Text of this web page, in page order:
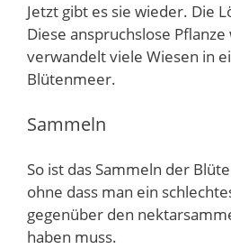
Jetzt gibt es sie wieder. Die
Diese anspruchslose
verwandelt viele Wiesen in
Blütenmeer.
Sammeln
So ist das Sammeln der
ohne dass man ein
gegenüber den
haben muss.